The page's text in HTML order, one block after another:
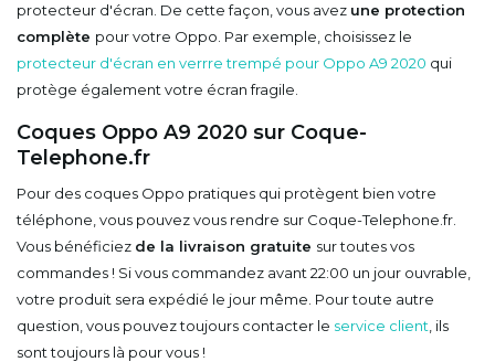
protecteur d'écran. De cette façon, vous avez une protection
complète pour votre Oppo. Par exemple, choisissez le
protecteur d'écran en verrre trempé pour Oppo A9 2020 qui
protège également votre écran fragile.
Coques Oppo A9 2020 sur Coque-
Telephone.fr
Pour des coques Oppo pratiques qui protègent bien votre
téléphone, vous pouvez vous rendre sur Coque-Telephone.fr.
Vous bénéficiez de la livraison gratuite sur toutes vos
commandes ! Si vous commandez avant 22:00 un jour ouvrable,
votre produit sera expédié le jour même. Pour toute autre
question, vous pouvez toujours contacter le service client , ils
sont toujours là pour vous !